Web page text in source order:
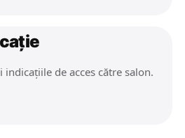
de acces către salon.